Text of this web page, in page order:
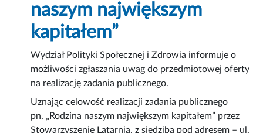
naszym największym
kapitałem”
Wydział Polityki Społecznej i Zdrowia informuje o
możliwości zgłaszania uwag do przedmiotowej oferty
na realizację zadania publicznego.
Uznając celowość realizacji zadania publicznego
pn. „Rodzina naszym największym kapitałem” przez
Stowarzyszenie Latarnia, z siedzibą pod adresem – ul.